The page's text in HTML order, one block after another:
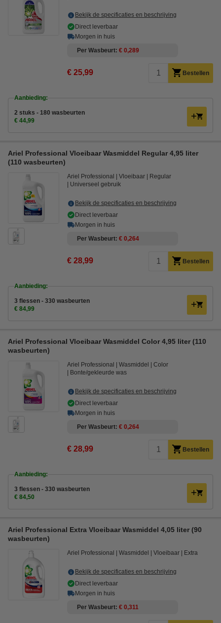
Bekijk de specificaties en beschrijving
Direct leverbaar
Morgen in huis
Per Wasbeurt € 0,289
€ 25,99 Bestellen
Aanbieding:
2 stuks - 180 wasbeurten
€ 44,99
Ariel Professional Vloeibaar Wasmiddel Regular 4,95 liter
(110 wasbeurten)
Ariel Professional Vloeibaar
Regular
Universeel gebruik
Bekijk de specificaties en beschrijving
Direct leverbaar
Morgen in huis
Per Wasbeurt € 0,264
€ 28,99 Bestellen
Aanbieding:
3 flessen - 330 wasbeurten
€ 84,99
Ariel Professional Vloeibaar Wasmiddel Color 4,95 liter (110
wasbeurten)
Ariel Professional Wasmiddel
Color
Bonte/gekleurde was
Bekijk de specificaties en beschrijving
Direct leverbaar
Morgen in huis
Per Wasbeurt € 0,264
€ 28,99 Bestellen
Aanbieding:
3 flessen - 330 wasbeurten
€ 84,50
Ariel Professional Extra Vloeibaar Wasmiddel 4,05 liter (90
wasbeurten)
Ariel Professional Wasmiddel Vloeibaar Extra
Bekijk de specificaties en beschrijving
Direct leverbaar
Morgen in huis
Per Wasbeurt € 0,311